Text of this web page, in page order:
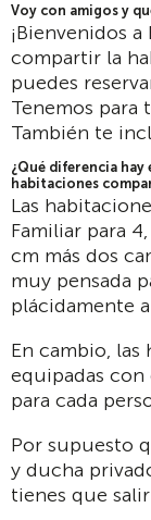
Voy con amigos y
¡Bienvenidos
compartir la
puedes
Tenemos para
También te
¿Qué diferencia hay
habitaciones
Las
Familiar para
cm más dos
muy pensada
plácidamente
En cambio,
equipadas con
para cada
Por supuesto
y ducha
tienes que